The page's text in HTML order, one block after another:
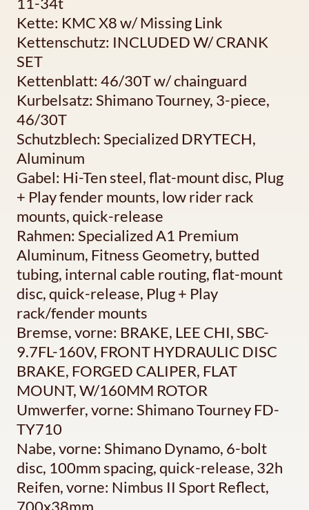
Kette: KMC X8 w/ Missing Link
Kettenschutz: INCLUDED W/ CRANK
SET
Kettenblatt: 46/30T w/ chainguard
Kurbelsatz: Shimano Tourney, 3-piece,
46/30T
Schutzblech: Specialized DRYTECH,
Aluminum
Gabel: Hi-Ten steel, flat-mount disc, Plug
+ Play fender mounts, low rider rack
mounts, quick-release
Rahmen: Specialized A1 Premium
Aluminum, Fitness Geometry, butted
tubing, internal cable routing, flat-mount
disc, quick-release, Plug + Play
rack/fender mounts
Bremse, vorne: BRAKE, LEE CHI, SBC-
9.7FL-160V, FRONT HYDRAULIC DISC
BRAKE, FORGED CALIPER, FLAT
MOUNT, W/160MM ROTOR
Umwerfer, vorne: Shimano Tourney FD-
TY710
Nabe, vorne: Shimano Dynamo, 6-bolt
disc, 100mm spacing, quick-release, 32h
Reifen, vorne: Nimbus II Sport Reflect,